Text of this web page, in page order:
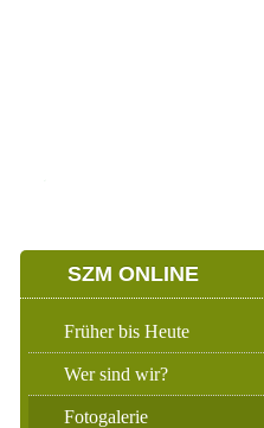
SZM ONLINE
Früher bis Heute
Wer sind wir?
Fotogalerie